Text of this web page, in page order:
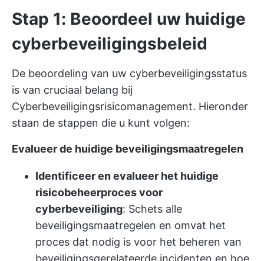
Stap 1: Beoordeel uw huidige
cyberbeveiligingsbeleid
De beoordeling van uw cyberbeveiligingsstatus
is van cruciaal belang bij
Cyberbeveiligingsrisicomanagement. Hieronder
staan de stappen die u kunt volgen:
Evalueer de huidige beveiligingsmaatregelen
Identificeer en evalueer het huidige
risicobeheerproces voor
cyberbeveiliging: Schets alle
beveiligingsmaatregelen en omvat het
proces dat nodig is voor het beheren van
beveiligingsgerelateerde incidenten en hoe